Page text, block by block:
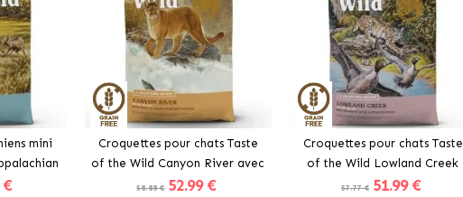
mini
€
Croquettes pour chats Taste
of the Wild Canyon River avec
truite
58.88 € 52.99 €
Croquettes pour chats Taste
of the Wild Lowland Creek
avec caille
57.77 € 51.99 €